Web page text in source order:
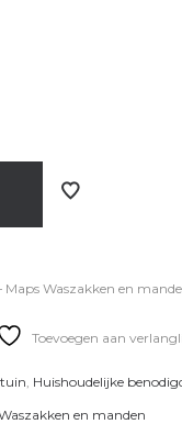
Waszakken en
Toevoegen aan
tuin, Huishoudelijke
en manden